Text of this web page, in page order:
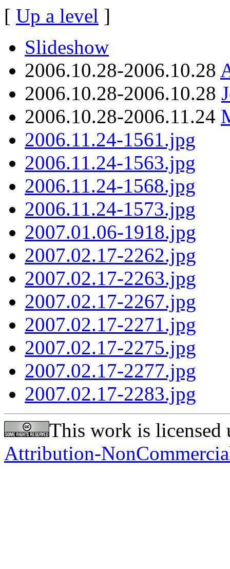
[ Up a level ]
Slideshow
2006.10.28-2006.10.28
2006.10.28-2006.10.28
2006.10.28-2006.11.24
2006.11.24-1561.jpg
2006.11.24-1563.jpg
2006.11.24-1568.jpg
2006.11.24-1573.jpg
2007.01.06-1918.jpg
2007.02.17-2262.jpg
2007.02.17-2263.jpg
2007.02.17-2267.jpg
2007.02.17-2271.jpg
2007.02.17-2275.jpg
2007.02.17-2277.jpg
2007.02.17-2283.jpg
This work is licensed
Attribution-